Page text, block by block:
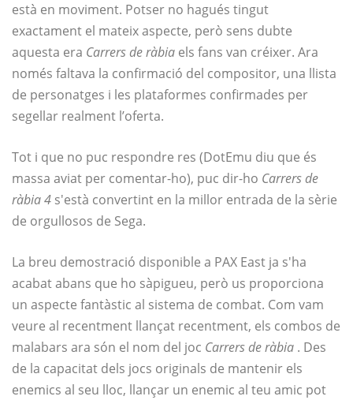
està en moviment. Potser no hagués tingut
exactament el mateix aspecte, però sens dubte
aquesta era Carrers de ràbia els fans van créixer. Ara
només faltava la confirmació del compositor, una llista
de personatges i les plataformes confirmades per
segellar realment l’oferta.
Tot i que no puc respondre res (DotEmu diu que és
massa aviat per comentar-ho), puc dir-ho Carrers de
ràbia 4 s'està convertint en la millor entrada de la sèrie
de orgullosos de Sega.
La breu demostració disponible a PAX East ja s'ha
acabat abans que ho sàpigueu, però us proporciona
un aspecte fantàstic al sistema de combat. Com vam
veure al recentment llançat recentment, els combos de
malabars ara són el nom del joc Carrers de ràbia . Des
de la capacitat dels jocs originals de mantenir els
enemics al seu lloc, llançar un enemic al teu amic pot